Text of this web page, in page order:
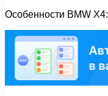
Особенности BMW X4: